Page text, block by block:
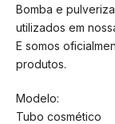
Bomba e
utilizados em
E somos
produtos.
Modelo:
Tubo cosmético